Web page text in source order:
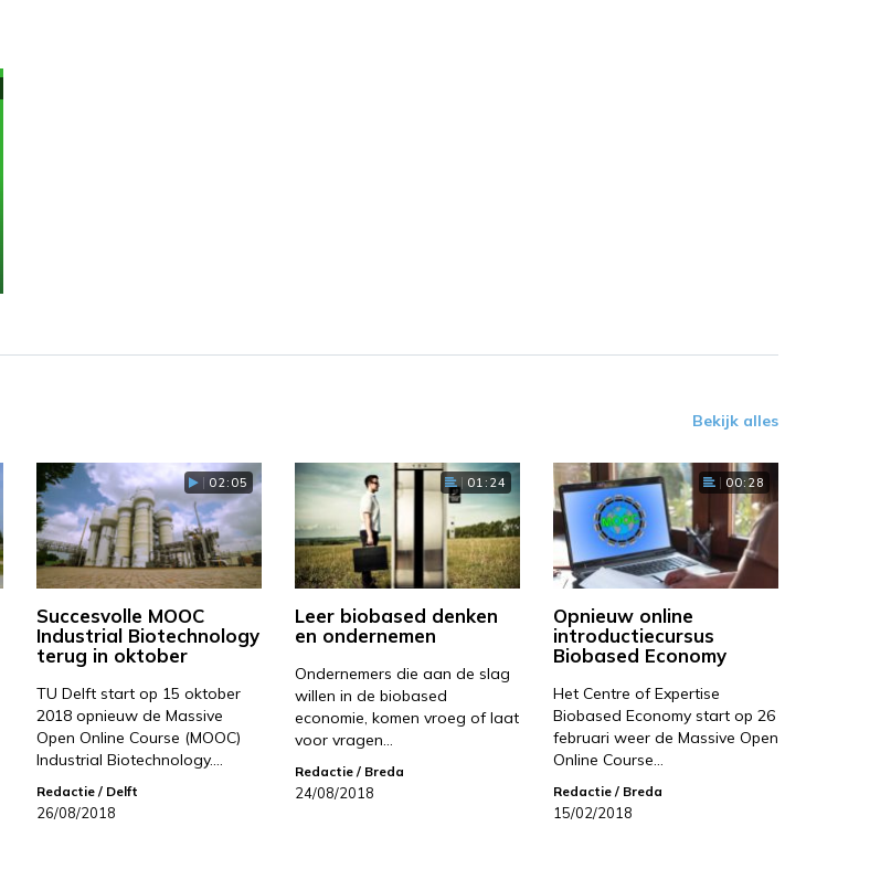
Bekijk alles
02:05
Succesvolle MOOC
Industrial Biotechnology
terug in oktober
TU Delft start op 15 oktober
2018 opnieuw de Massive
Open Online Course (MOOC)
Industrial Biotechnology.…
Redactie / Delft
26/08/2018
01:24
Leer biobased denken
en ondernemen
Ondernemers die aan de slag
willen in de biobased
economie, komen vroeg of laat
voor vragen…
Redactie / Breda
24/08/2018
00:28
Opnieuw online
introductiecursus
Biobased Economy
Het Centre of Expertise
Biobased Economy start op 26
februari weer de Massive Open
Online Course…
Redactie / Breda
15/02/2018